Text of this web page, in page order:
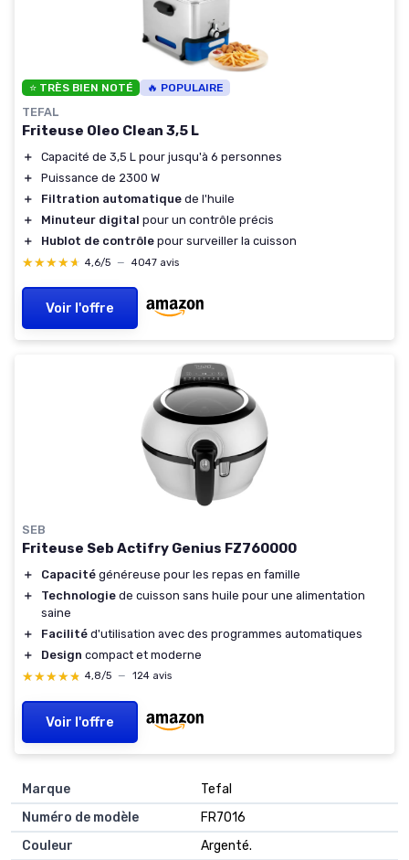
⭐ TRÈS BIEN NOTÉ 🔥 POPULAIRE
TEFAL
Friteuse Oleo Clean 3,5 L
＋
Capacité de 3,5 L pour jusqu'à 6 personnes
＋
Puissance de 2300 W
＋
Filtration automatique de l'huile
＋
Minuteur digital pour un contrôle précis
＋
Hublot de contrôle pour surveiller la cuisson
★★★★★
★★★★★ 4,6/5 — 4047 avis
Voir l'offre
SEB
Friteuse Seb Actifry Genius FZ760000
＋ Capacité généreuse pour les repas en famille
＋
Technologie de cuisson sans huile pour une alimentation
saine
＋
Facilité d'utilisation avec des programmes automatiques
＋
Design compact et moderne
★★★★★
★★★★★ 4,8/5 — 124 avis
Voir l'offre
Marque
‎Tefal
Numéro de modèle
‎FR7016
Couleur
‎Argenté.